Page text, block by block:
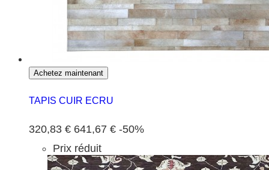
Achetez maintenant
TAPIS CUIR ECRU
320,83 € 641,67 € -50%
Prix réduit